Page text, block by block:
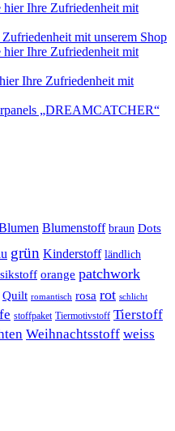
Shop
hier Ihre Zufriedenheit mit
mit unserem Shop
hier Ihre Zufriedenheit mit
Ihre Zufriedenheit mit
„DREAMCATCHER“
Blumenstoff braun Dots
grün Kinderstoff ländlich
orange patchwork
Quilt romantisch rosa rot schlicht
stoffpaket Tiermotivstoff Tierstoff
Weihnachtsstoff weiss